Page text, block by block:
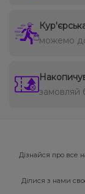
можемо
замовляй
Дізнайся про все
Ділися з нами